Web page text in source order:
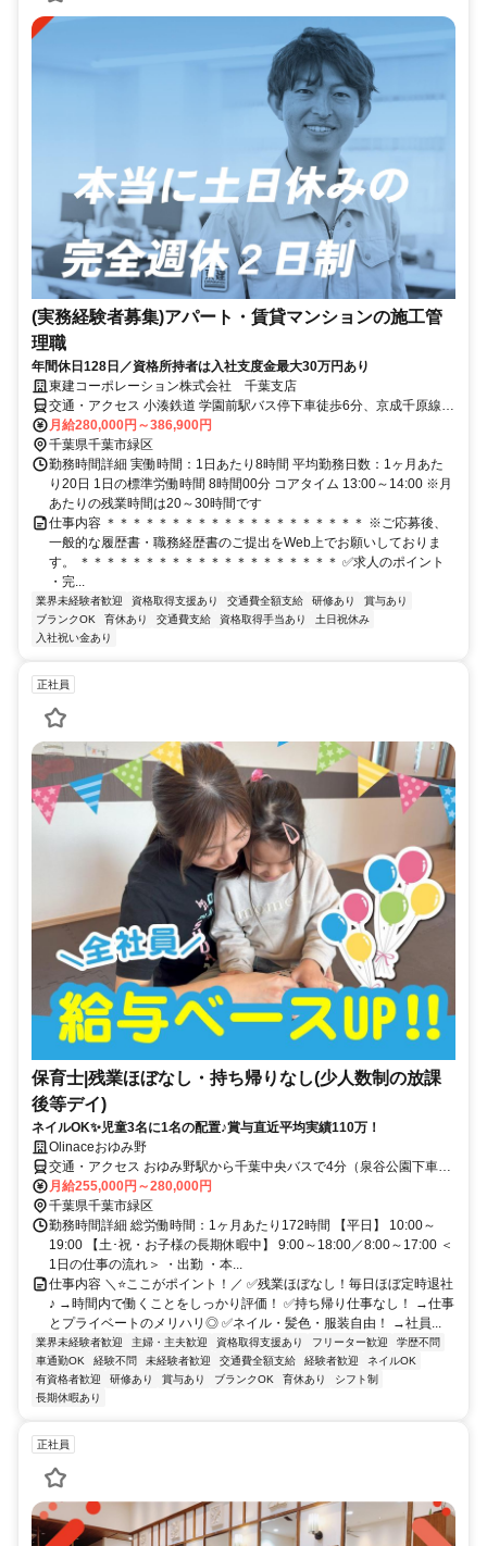
(実務経験者募集)アパート・賃貸マンションの施工管
理職
年間休日128日／資格所持者は入社支度金最大30万円あり
東建コーポレーション株式会社 千葉支店
交通・アクセス 小湊鉄道 学園前駅バス停下車徒歩6分、京成千原線
おゆみ野駅下車徒歩9分
月給280,000円～386,900円
千葉県千葉市緑区
勤務時間詳細 実働時間：1日あたり8時間 平均勤務日数：1ヶ月あた
り20日 1日の標準労働時間 8時間00分 コアタイム 13:00～14:00 ※月
あたりの残業時間は20～30時間です
仕事内容 ＊＊＊＊＊＊＊＊＊＊＊＊＊＊＊＊＊＊＊＊ ※ご応募後、
一般的な履歴書・職務経歴書のご提出をWeb上でお願いしておりま
す。 ＊＊＊＊＊＊＊＊＊＊＊＊＊＊＊＊＊＊＊＊ ✅求人のポイント
・完...
業界未経験者歓迎 資格取得支援あり 交通費全額支給 研修あり
賞与あり
ブランクOK
育休あり 交通費支給 資格取得手当あり
土日祝休み
入社祝い金あり
正社員
保育士|残業ほぼなし・持ち帰りなし(少人数制の放課
後等デイ)
ネイルOK✨児童3名に1名の配置♪賞与直近平均実績110万！
Olinaceおゆみ野
交通・アクセス おゆみ野駅から千葉中央バスで4分（泉谷公園下車）
または徒歩で20分
月給255,000円～280,000円
千葉県千葉市緑区
勤務時間詳細 総労働時間：1ヶ月あたり172時間 【平日】 10:00～
19:00 【土･祝・お子様の長期休暇中】 9:00～18:00／8:00～17:00 ＜
1日の仕事の流れ＞ ・出勤 ・本...
仕事内容 ＼⭐ここがポイント！／ ✅残業ほぼなし！毎日ほぼ定時退社
♪ →時間内で働くことをしっかり評価！ ✅持ち帰り仕事なし！ →仕事
とプライベートのメリハリ◎ ✅ネイル・髪色・服装自由！ →社員...
業界未経験者歓迎 主婦・主夫歓迎 資格取得支援あり フリーター歓迎
学歴不問
車通勤OK
経験不問 未経験者歓迎 交通費全額支給 経験者歓迎
ネイルOK
有資格者歓迎
研修あり 賞与あり ブランクOK 育休あり
シフト制
長期休暇あり
正社員